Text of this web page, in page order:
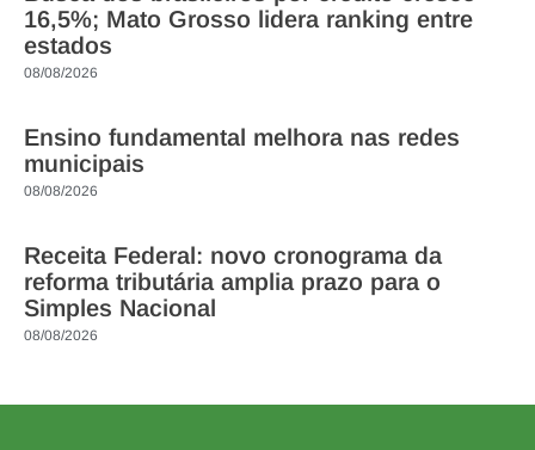
16,5%; Mato Grosso lidera ranking entre
estados
08/08/2026
Ensino fundamental melhora nas redes
municipais
08/08/2026
Receita Federal: novo cronograma da
reforma tributária amplia prazo para o
Simples Nacional
08/08/2026